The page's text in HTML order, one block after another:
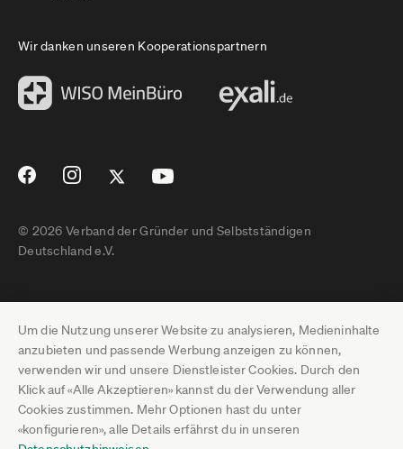
Um die Nutzung unserer Website zu analysieren, Medieninhalte
anzubieten und passende Werbung anzeigen zu können,
verwenden wir und unsere Dienstleister Cookies. Durch den
Klick auf «Alle Akzeptieren» kannst du der Verwendung aller
Cookies zustimmen. Mehr Optionen hast du unter
«konfigurieren», alle Details erfährst du in unseren
Wir danken unseren Kooperationspartnern
© 2026 Verband der Gründer und Selbstständigen
Deutschland e.V.
Impressum
Datenschutz
Pressebereich